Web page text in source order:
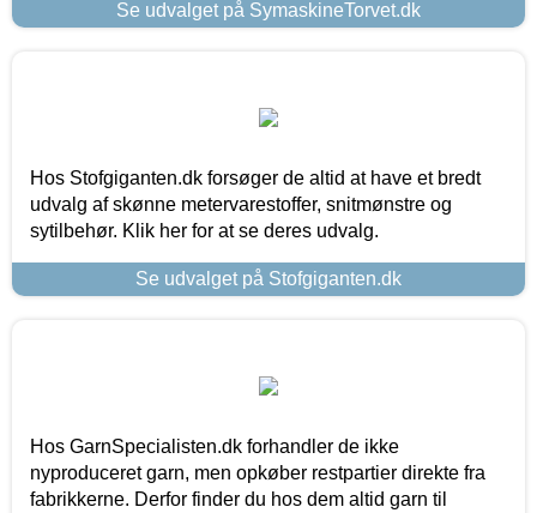
Se udvalget på SymaskineTorvet.dk
Hos Stofgiganten.dk forsøger de altid at have et bredt
udvalg af skønne metervarestoffer, snitmønstre og
sytilbehør. Klik her for at se deres udvalg.
Se udvalget på Stofgiganten.dk
Hos GarnSpecialisten.dk forhandler de ikke
nyproduceret garn, men opkøber restpartier direkte fra
fabrikkerne. Derfor finder du hos dem altid garn til